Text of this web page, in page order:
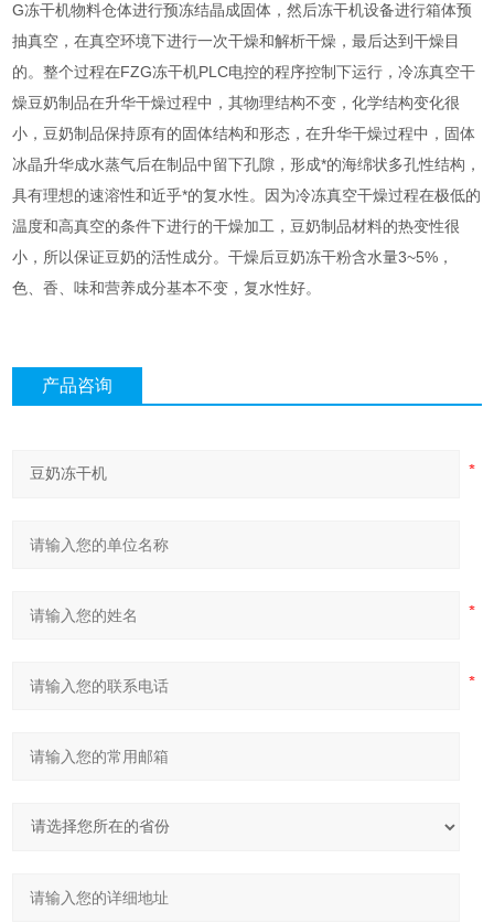
G冻干机物料仓体进行预冻结晶成固体，然后冻干机设备进行箱体预
抽真空，在真空环境下进行一次干燥和解析干燥，最后达到干燥目
的。整个过程在FZG冻干机PLC电控的程序控制下运行，冷冻真空干
燥豆奶制品在升华干燥过程中，其物理结构不变，化学结构变化很
小，豆奶制品保持原有的固体结构和形态，在升华干燥过程中，固体
冰晶升华成水蒸气后在制品中留下孔隙，形成*的海绵状多孔性结构，
具有理想的速溶性和近乎*的复水性。因为冷冻真空干燥过程在极低的
温度和高真空的条件下进行的干燥加工，豆奶制品材料的热变性很
小，所以保证豆奶的活性成分。干燥后豆奶冻干粉含水量3~5%，
色、香、味和营养成分基本不变，复水性好。
产品咨询